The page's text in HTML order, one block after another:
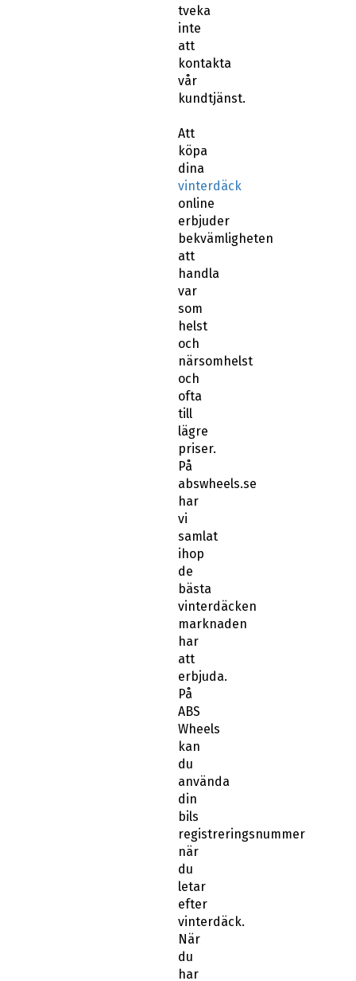
inte
att
kontakta
vår
kundtjänst.
köpa
dina
vinterdäck
online
erbjuder
bekvämligheten
att
handla
var
som
helst
och
närsomhelst
och
ofta
till
lägre
priser.
På
abswheels.se
har
vi
samlat
ihop
de
bästa
vinterdäcken
marknaden
har
att
erbjuda.
På
ABS
Wheels
kan
du
använda
din
bils
registreringsnummer
när
du
letar
efter
vinterdäck.
När
du
har
skrivit